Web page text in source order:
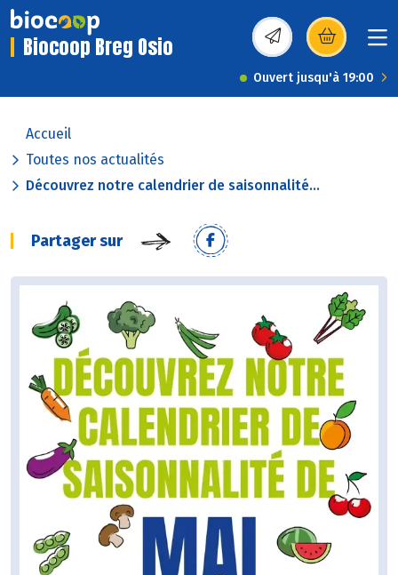
Biocoop Breg Osio (s’ouvre dans une
Ouvert jusqu'à 19:00
Accueil
Toutes nos actualités
Découvrez notre calendrier de saisonnalité...
Partager sur